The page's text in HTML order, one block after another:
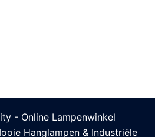
- Online Lampenwinkel
Hanglampen & Industriële